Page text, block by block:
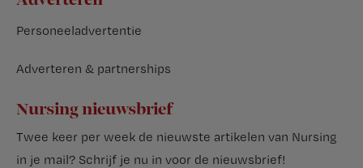
Personeeladvertentie
Adverteren & partnerships
Nursing nieuwsbrief
Twee keer per week de nieuwste artikelen van Nursing
in je mail? Schrijf je nu in voor de nieuwsbrief!